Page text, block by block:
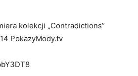
kolekcji „Contradictions”
PokazyMody.tv